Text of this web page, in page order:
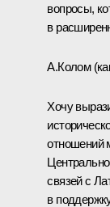
вопросы,
в
А.Колом (
Хочу
отношений
связей с
в